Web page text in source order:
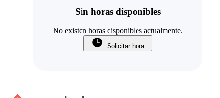
Sin horas disponibles
No existen horas disponibles actualmente.
Solicitar hora